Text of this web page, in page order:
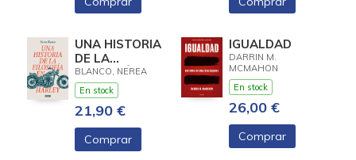
UNA HISTORIA
DE LA
FILOSOFÍA EN
HARLEY
BLANCO, NEREA
En stock
21,90 €
Comprar
IGUALDAD
DARRIN M.
MCMAHON
En stock
26,00 €
Comprar